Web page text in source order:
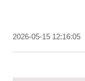
Rešitve po meri
2026-05-15 12:16:05